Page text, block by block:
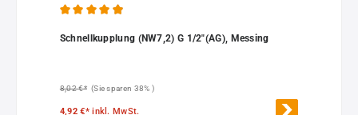
Schnellkupplung (NW7,2) G 1/2"(AG), Messing
8,02 €* (Sie sparen 38% )
4,92 €*inkl. MwSt.